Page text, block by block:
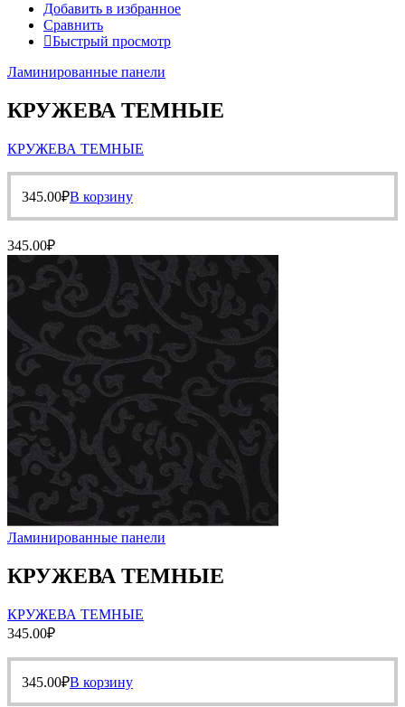
Добавить в избранное
Сравнить
Быстрый просмотр
Ламинированные панели
КРУЖЕВА ТЕМНЫЕ
КРУЖЕВА ТЕМНЫЕ
345.00₽В корзину
345.00₽
Ламинированные панели
КРУЖЕВА ТЕМНЫЕ
КРУЖЕВА ТЕМНЫЕ
345.00₽
345.00₽В корзину